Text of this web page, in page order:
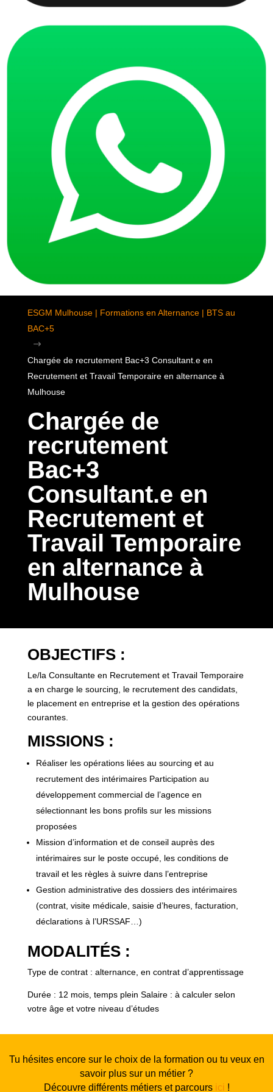
ESGM Mulhouse | Formations en Alternance | BTS au
BAC+5
$
Chargée de recrutement Bac+3 Consultant.e en
Recrutement et Travail Temporaire en alternance à
Mulhouse
Chargée de
recrutement
Bac+3
Consultant.e en
Recrutement et
Travail Temporaire
en alternance à
Mulhouse
OBJECTIFS :
Le/la Consultante en Recrutement et Travail Temporaire
a en charge le sourcing, le recrutement des candidats,
le placement en entreprise et la gestion des opérations
courantes.
MISSIONS :
Réaliser les opérations liées au sourcing et au
recrutement des intérimaires Participation au
développement commercial de l’agence en
sélectionnant les bons profils sur les missions
proposées
Mission d’information et de conseil auprès des
intérimaires sur le poste occupé, les conditions de
travail et les règles à suivre dans l’entreprise
Gestion administrative des dossiers des intérimaires
(contrat, visite médicale, saisie d’heures, facturation,
déclarations à l’URSSAF…)
MODALITÉS :
Type de contrat : alternance, en contrat d’apprentissage
Durée : 12 mois, temps plein Salaire : à calculer selon
votre âge et votre niveau d’études
Tu hésites encore sur le choix de la formation ou tu veux en
savoir plus sur un métier ?
Découvre différents métiers et parcours ici !